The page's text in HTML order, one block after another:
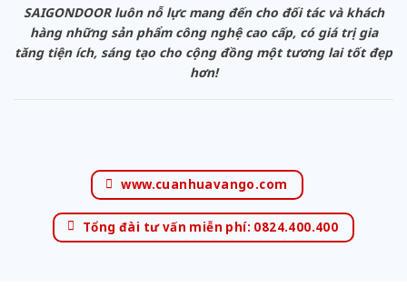
SAIGONDOOR luôn nỗ lực mang đến cho đối tác và khách
hàng những sản phẩm công nghệ cao cấp, có giá trị gia
tăng tiện ích, sáng tạo cho cộng đồng một tương lai tốt đẹp
hơn!
www.cuanhuavango.com
Tổng đài tư vấn miễn phí: 0824.400.400